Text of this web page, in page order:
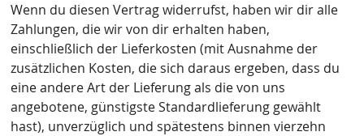
Wenn du diesen Vertrag widerrufst, haben wir dir alle
Zahlungen, die wir von dir erhalten haben,
einschließlich der Lieferkosten (mit Ausnahme der
zusätzlichen Kosten, die sich daraus ergeben, dass du
eine andere Art der Lieferung als die von uns
angebotene, günstigste Standardlieferung gewählt
hast), unverzüglich und spätestens binnen vierzehn